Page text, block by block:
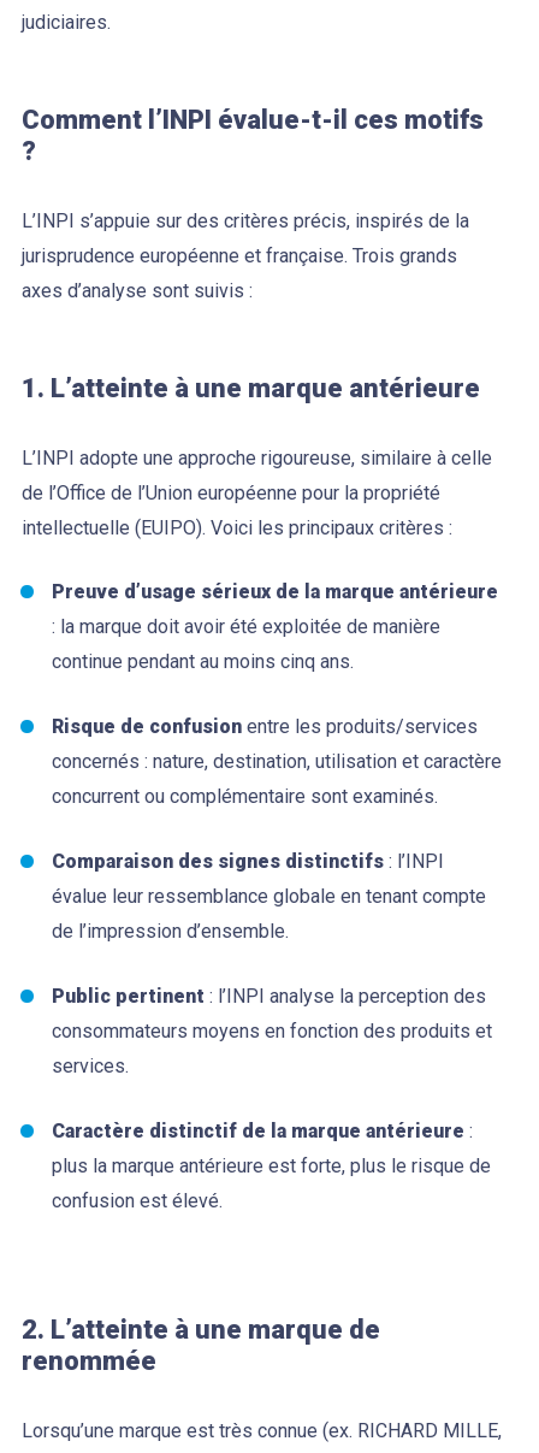
judiciaires.
Comment l’INPI évalue-t-il ces motifs
?
L’INPI s’appuie sur des critères précis, inspirés de la
jurisprudence européenne et française. Trois grands
axes d’analyse sont suivis :
1. L’atteinte à une marque antérieure
L’INPI adopte une approche rigoureuse, similaire à celle
de l’Office de l’Union européenne pour la propriété
intellectuelle (EUIPO). Voici les principaux critères :
Preuve d’usage sérieux de la marque antérieure
: la marque doit avoir été exploitée de manière
continue pendant au moins cinq ans.
Risque de confusionentre les produits/services
concernés : nature, destination, utilisation et caractère
concurrent ou complémentaire sont examinés.
Comparaison des signes distinctifs: l’INPI
évalue leur ressemblance globale en tenant compte
de l’impression d’ensemble.
Public pertinent : l’INPI analyse la perception des
consommateurs moyens en fonction des produits et
services.
Caractère distinctif de la marque antérieure :
plus la marque antérieure est forte, plus le risque de
confusion est élevé.
2. L’atteinte à une marque de
renommée
Lorsqu’une marque est très connue (ex. RICHARD MILLE,